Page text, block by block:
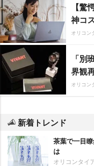
【驚
神コ
オリコン
「別
界観
オリコン
新着トレンド
茶葉で一目
は
オリコンタイ